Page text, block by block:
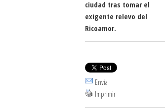
ciudad tras tomar el
exigente relevo del
Ricoamor.
Envía
Imprimir